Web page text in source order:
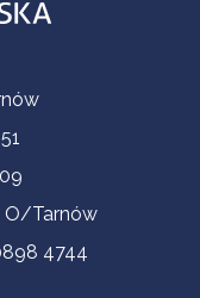
O/Tarnów
4744